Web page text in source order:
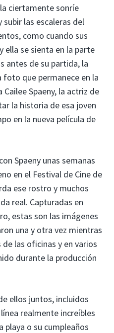
ciertamente sonríe
las escaleras del
como cuando sus
ella se sienta en la parte
antes de su partida, la
foto que permanece en la
Spaeny, la actriz de
la historia de esa joven
en la nueva película de
Spaeny unas semanas
en el Festival de Cine de
ese rostro y muchos
real. Capturadas en
estas son las imágenes
una y otra vez mientras
las oficinas y en varios
durante la producción
ellos juntos, incluidos
realmente increíbles
playa o su cumpleaños